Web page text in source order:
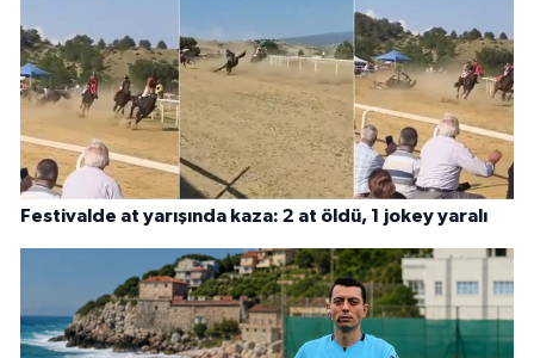
Festivalde at yarışında kaza: 2 at öldü, 1 jokey yaralı